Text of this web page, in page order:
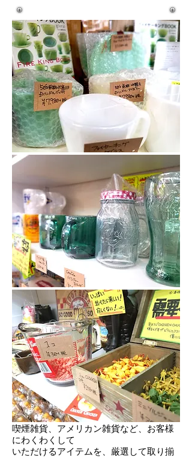
喫煙雑貨、アメリカン雑貨など、お客様
にわくわくして
いただけるアイテムを、厳選して取り揃